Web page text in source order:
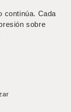
continúa. Cada
sobre